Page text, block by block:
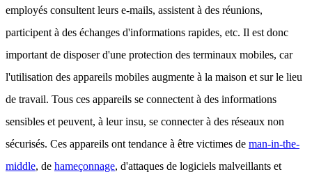
employés consultent leurs e-mails, assistent à des réunions,
participent à des échanges d'informations rapides, etc. Il est donc
important de disposer d'une protection des terminaux mobiles, car
l'utilisation des appareils mobiles augmente à la maison et sur le lieu
de travail. Tous ces appareils se connectent à des informations
sensibles et peuvent, à leur insu, se connecter à des réseaux non
sécurisés. Ces appareils ont tendance à être victimes de man-in-the-
middle, de hameçonnage, d'attaques de logiciels malveillants et